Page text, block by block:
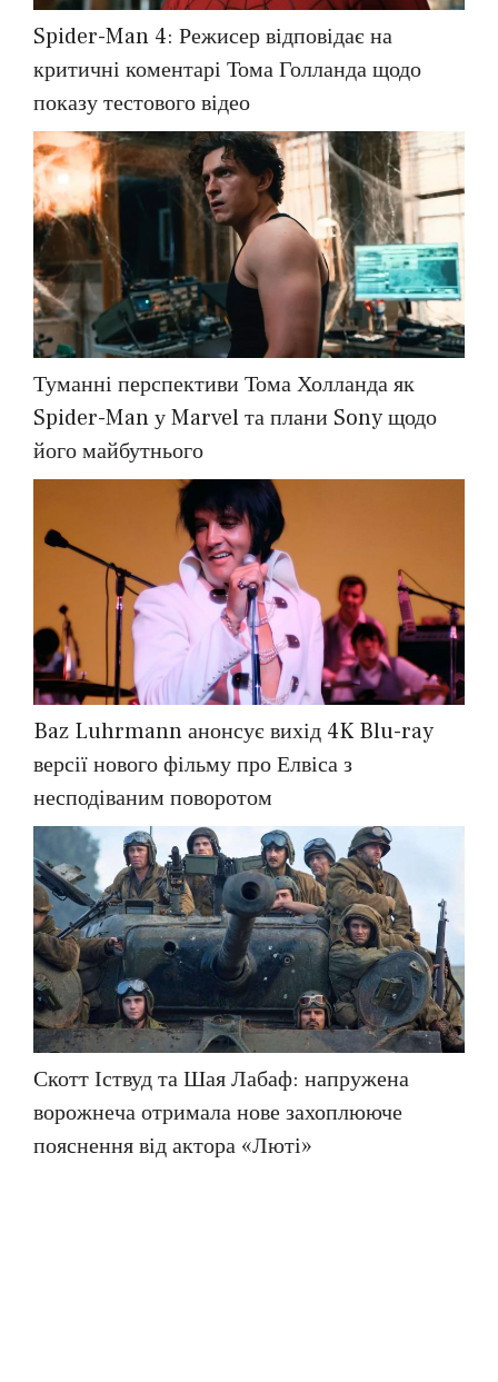
Spider-Man 4: Режисер відповідає на
критичні коментарі Тома Голланда щодо
показу тестового відео
Туманні перспективи Тома Холланда як
Spider-Man у Marvel та плани Sony щодо
його майбутнього
Baz Luhrmann анонсує вихід 4K Blu-ray
версії нового фільму про Елвіса з
несподіваним поворотом
Скотт Іствуд та Шая Лабаф: напружена
ворожнеча отримала нове захоплююче
пояснення від актора «Люті»